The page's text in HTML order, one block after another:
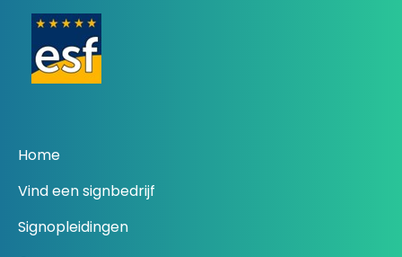
Home
Vind een signbedrijf
Signopleidingen